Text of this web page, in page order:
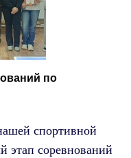
по
спортивной
соревнований